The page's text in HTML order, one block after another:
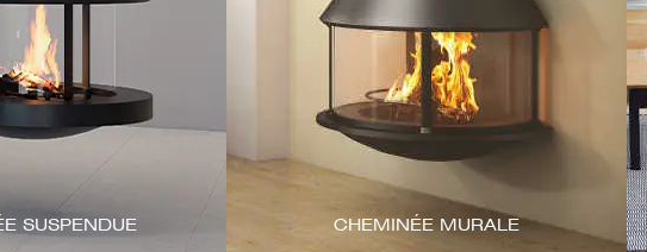
SUSPENDUE CHEMINÉE MURALE